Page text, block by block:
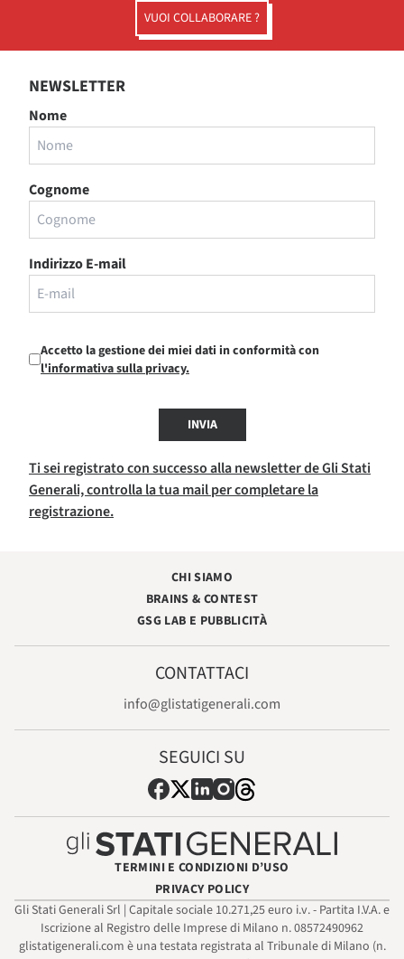
VUOI COLLABORARE ?
NEWSLETTER
Nome
Cognome
Indirizzo E-mail
Accetto la gestione dei miei dati in conformità con
l'informativa sulla privacy.
INVIA
Ti sei registrato con successo alla newsletter de Gli Stati
Generali, controlla la tua mail per completare la
registrazione.
CHI SIAMO
BRAINS & CONTEST
GSG LAB E PUBBLICITÀ
CONTATTACI
info@glistatigenerali.com
SEGUICI SU
TERMINI E CONDIZIONI D’USO
PRIVACY POLICY
Gli Stati Generali Srl | Capitale sociale 10.271,25 euro i.v. - Partita I.V.A. e
Iscrizione al Registro delle Imprese di Milano n. 08572490962
glistatigenerali.com è una testata registrata al Tribunale di Milano (n.